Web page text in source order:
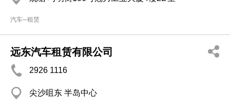
汽车─租赁
远东汽车租赁有限公司
2926 1116
尖沙咀东 半岛中心